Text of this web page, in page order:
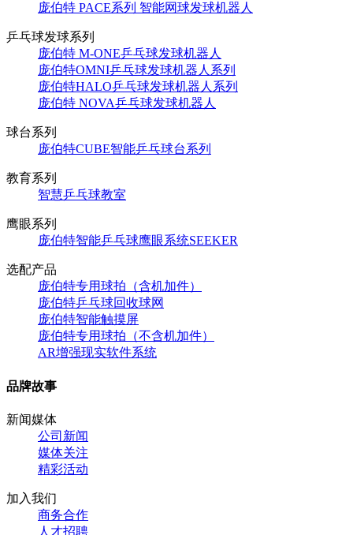
庞伯特 PACE系列 智能网球发球机器人
乒乓球发球系列
庞伯特 M-ONE乒乓球发球机器人
庞伯特OMNI乒乓球发球机器人系列
庞伯特HALO乒乓球发球机器人系列
庞伯特 NOVA乒乓球发球机器人
球台系列
庞伯特CUBE智能乒乓球台系列
教育系列
智慧乒乓球教室
鹰眼系列
庞伯特智能乒乓球鹰眼系统SEEKER
选配产品
庞伯特专用球拍（含机加件）
庞伯特乒乓球回收球网
庞伯特智能触摸屏
庞伯特专用球拍（不含机加件）
AR增强现实软件系统
品牌故事
新闻媒体
公司新闻
媒体关注
精彩活动
加入我们
商务合作
人才招聘